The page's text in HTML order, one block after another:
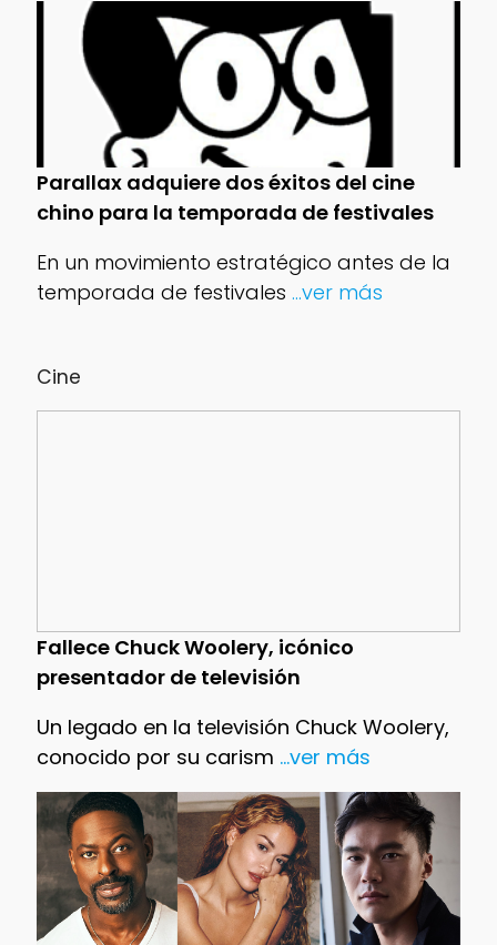
Cine
Fallece Chuck Woolery, icónico
presentador de televisión
Un legado en la televisión Chuck Woolery,
conocido por su carism ...ver más
Parallax adquiere dos éxitos del cine
chino para la temporada de festivales
En un movimiento estratégico antes de la
temporada de festivales ...ver más